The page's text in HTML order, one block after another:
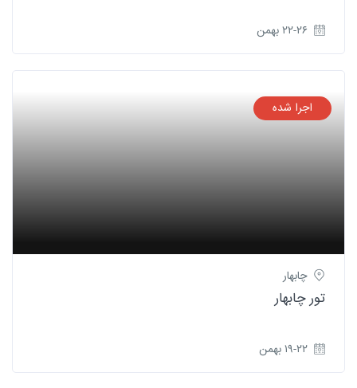
۲۲-۲۶ بهمن
اجرا شده
چابهار
تور چابهار
۱۹-۲۲ بهمن